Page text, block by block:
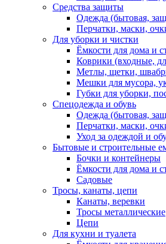
Средства защиты
Одежда (бытовая,
Перчатки, маски,
Для уборки и чистки
Ёмкости для дома и
Коврики (входные,
Метлы, щетки,
Мешки для мусора,
Губки для уборки,
Спецодежда и обувь
Одежда (бытовая,
Перчатки, маски,
Уход за одеждой и
Бытовые и строительные
Бочки и контейнеры
Ёмкости для дома и
Садовые
Тросы, канаты, цепи
Канаты, веревки
Тросы металлические
Цепи
Для кухни и туалета